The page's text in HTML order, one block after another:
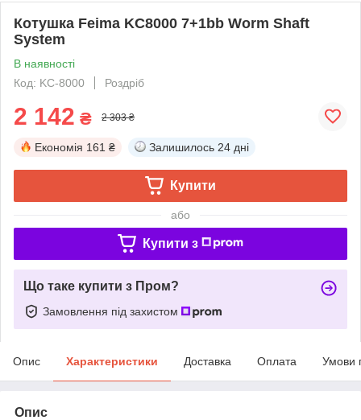
Котушка Feima KC8000 7+1bb Worm Shaft
System
В наявності
Код: KC-8000
Роздріб
2 142 ₴ 2 303 ₴
Економія 161 ₴ Залишилось 24 дні
Купити
або
Купити з
Що таке купити з Пром?
Замовлення під захистом
Опис Характеристики Доставка Оплата Умови
Опис